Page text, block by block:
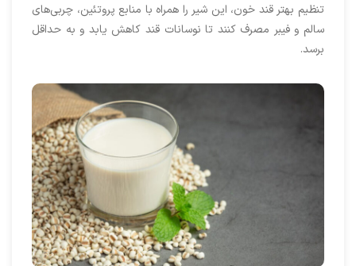
تنظیم بهتر قند خون، این شیر را همراه با منابع پروتئین، چربی‌های
سالم و فیبر مصرف کنند تا نوسانات قند کاهش یابد و به حداقل
برسد.